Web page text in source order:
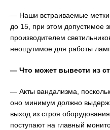
— Наши встраиваемые
до 15, при этом допустимое
производителем
неощутимое для работы
— Что может вывести из
— Акты вандализма,
оно минимум должно
выход из строя
поступают на главный